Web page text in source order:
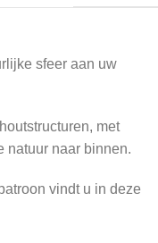
sfeer aan uw
met
natuur naar binnen.
vindt u in deze